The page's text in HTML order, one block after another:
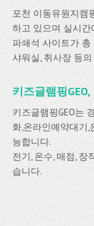
포천 이동유원지캠
하고 있으며 실시
파쇄석 사이트가 총
샤워실, 취사장 등
키즈글램핑GEO,
키즈글램핑GEO는
화,온라인예약대기
능합니다.
전기, 온수, 매점, 장
습니다.